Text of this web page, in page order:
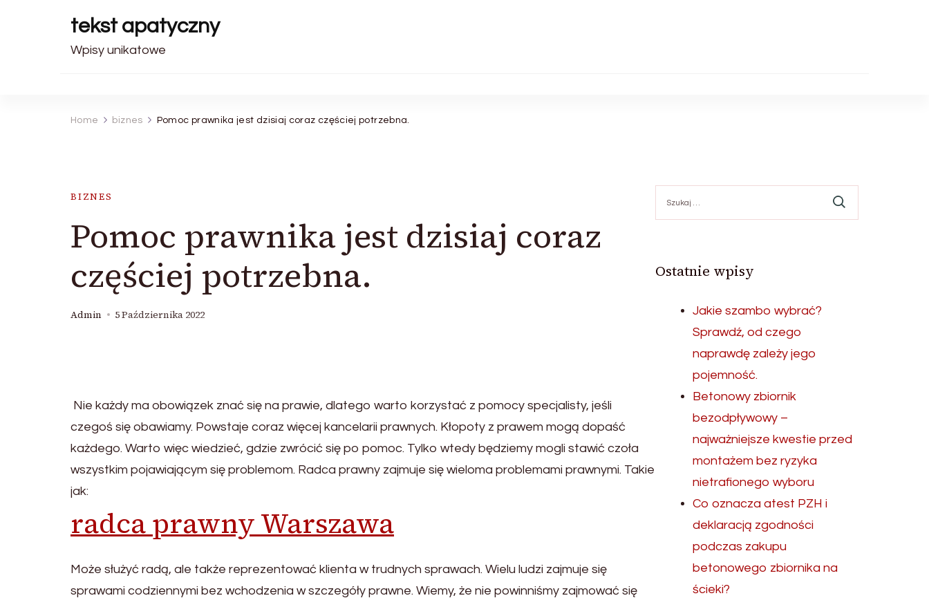
tekst apatyczny
Wpisy unikatowe
Home biznes Pomoc prawnika jest dzisiaj coraz częściej potrzebna.
BIZNES
Pomoc prawnika jest dzisiaj coraz
częściej potrzebna.
Admin 5 Października 2022
Nie każdy ma obowiązek znać się na prawie, dlatego warto korzystać z pomocy specjalisty, jeśli
czegoś się obawiamy. Powstaje coraz więcej kancelarii prawnych. Kłopoty z prawem mogą dopaść
każdego. Warto więc wiedzieć, gdzie zwrócić się po pomoc. Tylko wtedy będziemy mogli stawić czoła
wszystkim pojawiającym się problemom. Radca prawny zajmuje się wieloma problemami prawnymi. Takie
jak:
radca prawny Warszawa
Może służyć radą, ale także reprezentować klienta w trudnych sprawach. Wielu ludzi zajmuje się
sprawami codziennymi bez wchodzenia w szczegóły prawne. Wiemy, że nie powinniśmy zajmować się
Ostatnie wpisy
Jakie szambo wybrać?
Sprawdź, od czego
naprawdę zależy jego
pojemność.
Betonowy zbiornik
bezodpływowy –
najważniejsze kwestie przed
montażem bez ryzyka
nietrafionego wyboru
Co oznacza atest PZH i
deklaracją zgodności
podczas zakupu
betonowego zbiornika na
ścieki?